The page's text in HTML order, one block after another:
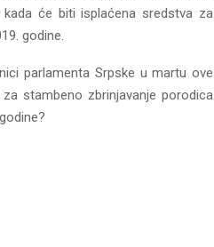
će biti isplaćena sredstva za
godine.
parlamenta Srpske u martu ove
stambeno zbrinjavanje porodica